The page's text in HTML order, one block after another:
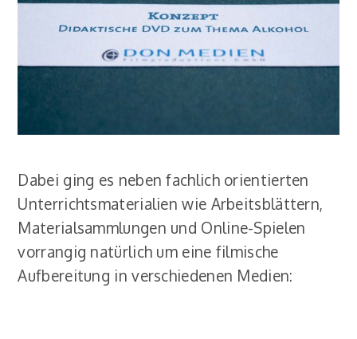
Dabei ging es neben fachlich orientierten
Unterrichtsmaterialien wie Arbeitsblättern,
Materialsammlungen und Online-Spielen
vorrangig natürlich um eine filmische
Aufbereitung in verschiedenen Medien: